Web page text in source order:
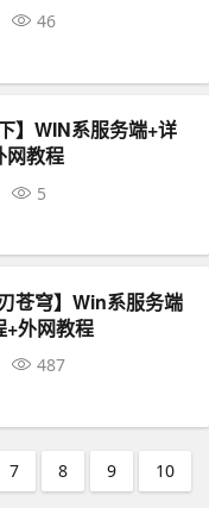
46
】WIN系服务端+详
网教程
5
苍穹】Win系服务端
+外网教程
487
7 8 9 10